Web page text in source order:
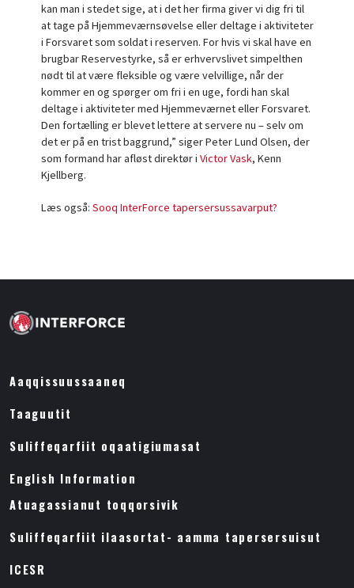
kan man i stedet sige, at i det her firma giver vi dig fri til
at tage på Hjemmeværnsøvelse eller deltage i aktiviteter
i Forsvaret som soldat i reserven. For hvis vi skal have en
brugbar Reservestyrke, så er erhvervslivet simpelthen
nødt til at være fleksible og være velvillige, når der
kommer en og spørger om fri i en uge, fordi han skal
deltage i aktiviteter med Hjemmeværnet eller Forsvaret.
Den fortælling er blevet lettere at servere nu – selv om
det er på en trist baggrund,” siger Peter Lund Olsen, der
som formand har afløst direktør i Victor Vask, Kenn
Kjellberg.
Læs også: Sooq InterForce tapersersussavarput?
Aaqqissuussaaneq
Taaguutit
Suliffeqarfiit oqaatigiumasat
English Information
Atuagassianut toqqorsivik
Suliffeqarfiit ilaasortat- aamma tapersersuisut
ICESR